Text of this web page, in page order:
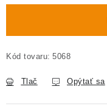
Kód tovaru: 5068
Tlač Opýtať sa